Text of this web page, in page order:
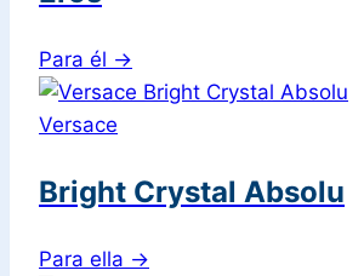
Para él →
Versace
Bright Crystal Absolu
Para ella →